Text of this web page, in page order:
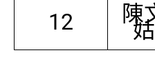
12 陳